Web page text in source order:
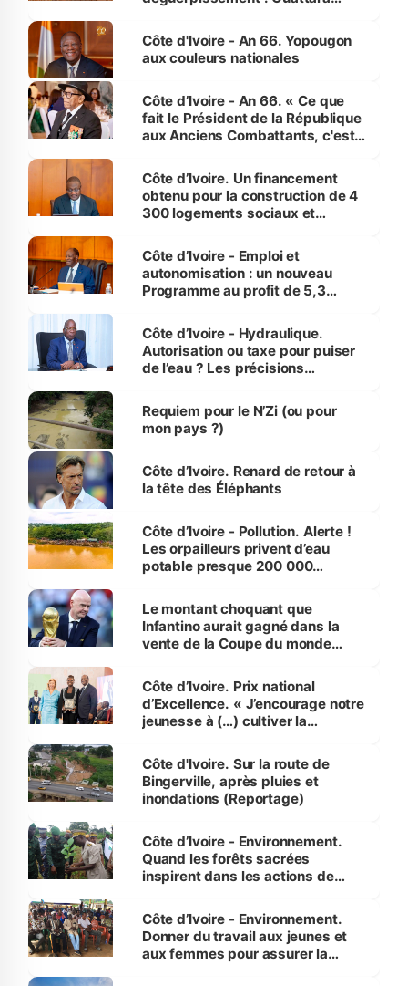
l'Etat de droit pour préserver les
vies humaines »
Côte d'Ivoire - An 66. Yopougon
aux couleurs nationales
Côte d’Ivoire - An 66. « Ce que
fait le Président de la République
aux Anciens Combattants, c'est
Côte d’Ivoire. Un financement
obtenu pour la construction de 4
300 logements sociaux et
et Yamoussoukro
Côte d’Ivoire - Emploi et
autonomisation : un nouveau
Programme au profit de 5,3
Côte d’Ivoire - Hydraulique.
Autorisation ou taxe pour puiser
de l’eau ? Les précisions
Requiem pour le N’Zi (ou pour
mon pays ?)
Côte d’Ivoire. Renard de retour à
la tête des Éléphants
Côte d’Ivoire - Pollution. Alerte !
Les orpailleurs privent d’eau
potable presque 200 000
Le montant choquant que
Infantino aurait gagné dans la
vente de la Coupe du monde
Côte d’Ivoire. Prix national
d’Excellence. « J’encourage notre
jeunesse à (…) cultiver la
(Alassane Ouattara
Côte d'Ivoire. Sur la route de
Bingerville, après pluies et
inondations (Reportage)
Côte d’Ivoire - Environnement.
Quand les forêts sacrées
inspirent dans les actions de
Côte d’Ivoire - Environnement.
Donner du travail aux jeunes et
aux femmes pour assurer la